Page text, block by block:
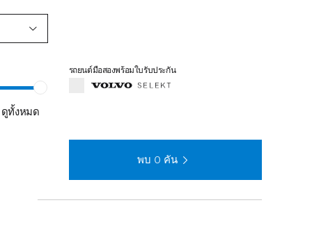
รถยนต์มือสองพร้อมใบรับประกัน
ดูทั้งหมด
พบ 0 คัน